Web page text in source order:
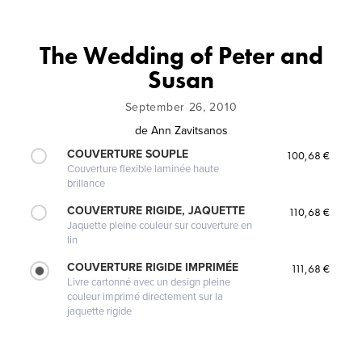
The Wedding of Peter and
Susan
September 26, 2010
de Ann Zavitsanos
COUVERTURE SOUPLE
Couverture flexible laminée haute
brillance
100,68 €
COUVERTURE RIGIDE, JAQUETTE
Jaquette pleine couleur sur couverture en
lin
110,68 €
COUVERTURE RIGIDE IMPRIMÉE
Livre cartonné avec un design pleine
couleur imprimé directement sur la
jaquette rigide
111,68 €